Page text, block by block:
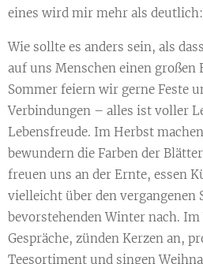
eines wird mir mehr als deutlich:
Wie sollte es anders sein, als
auf uns Menschen einen großen
Sommer feiern wir gerne Feste
Verbindungen – alles ist voller
Lebensfreude. Im Herbst
bewundern die Farben der
freuen uns an der Ernte, essen
vielleicht über den vergangenen
bevorstehenden Winter nach.
Gespräche, zünden Kerzen an,
Teesortiment und singen